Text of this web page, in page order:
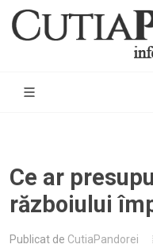
Ce ar
războiului
Publicat de CutiaPandorei